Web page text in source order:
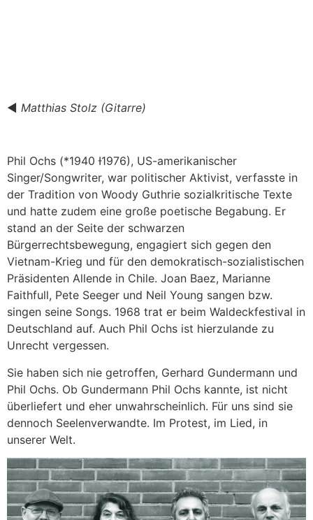
◀︎ Matthias Stolz (Gitarre)
Phil Ochs (*1940 Ɨ1976), US-amerikanischer
Singer/Songwriter, war politischer Aktivist, verfasste in
der Tradition von Woody Guthrie sozialkritische Texte
und hatte zudem eine große poetische Begabung. Er
stand an der Seite der schwarzen
Bürgerrechtsbewegung, engagiert sich gegen den
Vietnam-Krieg und für den demokratisch-sozialistischen
Präsidenten Allende in Chile. Joan Baez, Marianne
Faithfull, Pete Seeger und Neil Young sangen bzw.
singen seine Songs. 1968 trat er beim Waldeckfestival in
Deutschland auf. Auch Phil Ochs ist hierzulande zu
Unrecht vergessen.
Sie haben sich nie getroffen, Gerhard Gundermann und
Phil Ochs. Ob Gundermann Phil Ochs kannte, ist nicht
überliefert und eher unwahrscheinlich. Für uns sind sie
dennoch Seelenverwandte. Im Protest, im Lied, in
unserer Welt.